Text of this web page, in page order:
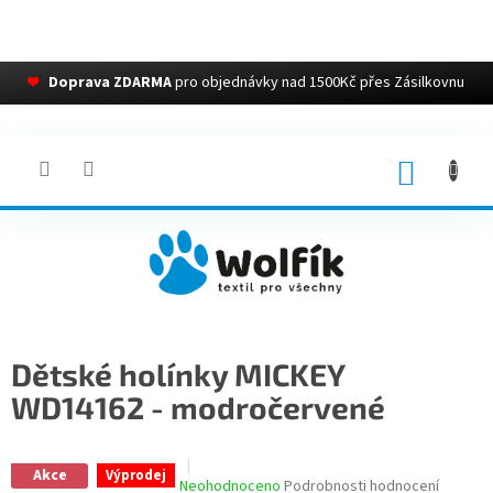
❤ Doprava ZDARMApro objednávky nad 1500Kč přes Zásilkovnu
Dětské holínky MICKEY
WD14162 - modročervené
Akce Výprodej
Průměrné
Neohodnoceno Podrobnosti hodnocení